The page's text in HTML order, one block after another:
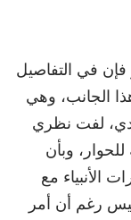
في التفاصيل
الجانب، وهي
لفت نظري
وبأن
الأنبياء مع
رغم أن أمر